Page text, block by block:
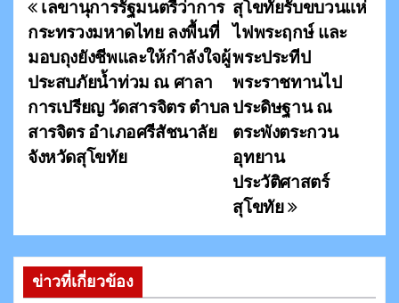
แ
น
ะ
แ
น
เ
รื่
สุโขทัยรับขบวนแห่
ไฟพระฤกษ์ และ
พระประทีป
พระราชทานไป
ประดิษฐาน ณ
ตระพังตระกวน
อุทยาน
ประวัติศาสตร์
สุโขทัย
เลขานุการรัฐมนตรีว่าการ
กระทรวงมหาดไทย ลงพื้นที่
มอบถุงยังชีพและให้กำลังใจผู้
ประสบภัยน้ำท่วม ณ ศาลา
การเปรียญ วัดสารจิตร ตำบล
สารจิตร อำเภอศรีสัชนาลัย
จังหวัดสุโขทัย
ข่าวที่เกี่ยวข้อง